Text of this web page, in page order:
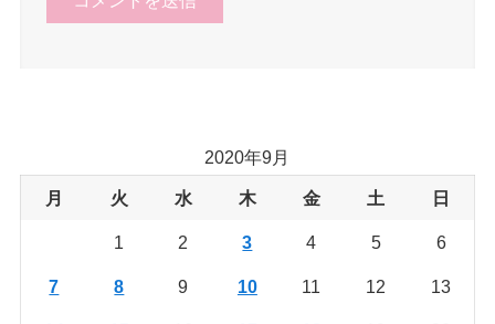
2020年9月
月 火 水 木 金 土 日
1 2 3 4 5 6
7 8 9 10 11 12 13